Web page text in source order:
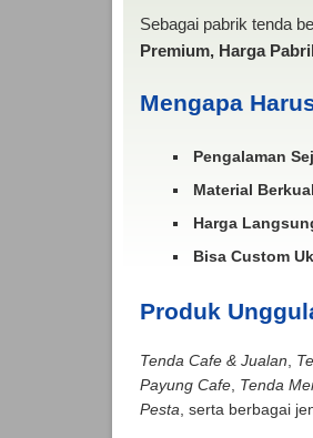
Sebagai pabrik tenda
Premium, Harga
Mengapa
Pengalaman
Material
Harga
Bisa Custom
Produk
Tenda Cafe & Jualan
Payung Cafe, Tenda
Pesta , serta berbagai